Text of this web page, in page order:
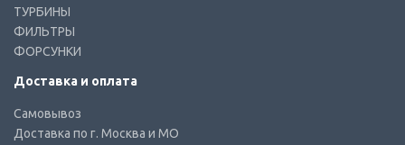
ТУРБИНЫ
ФИЛЬТРЫ
ФОРСУНКИ
Доставка и оплата
Самовывоз
Доставка по г. Москва и МО